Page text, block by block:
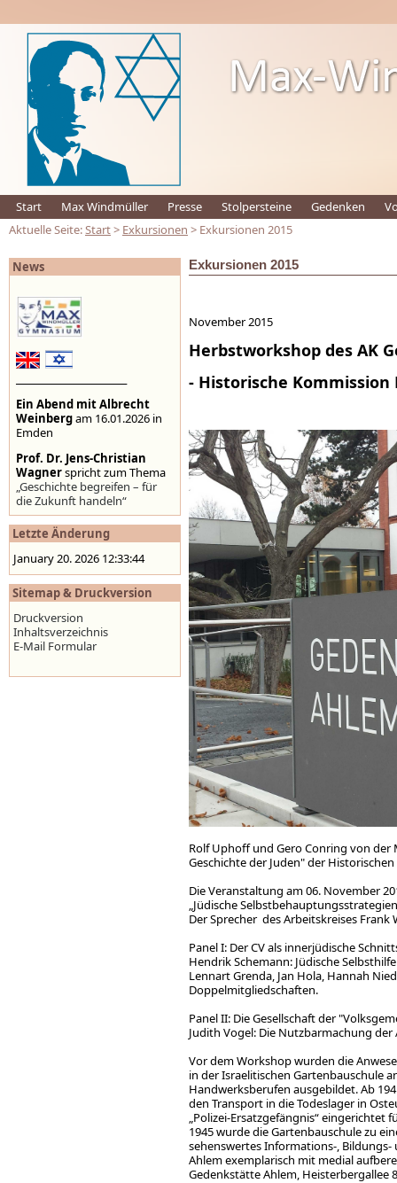
News
Ein Abend mit Albrecht
Weinbergam 16.01.2026 in
Emden
Prof. Dr. Jens-Christian
Wagnerspricht zum Thema
„Geschichte begreifen – für
die Zukunft handeln“
Stolpersteine auf der
Homepage der Stadt
Emden ,www.emden.de
Letzte Änderung
January 20. 2026 12:33:44
Sitemap & Druckversion
Druckversion
Inhaltsverzeichnis
E-Mail Formular
Start Max Windmüller Presse Stolpersteine Gedenken
Aktuelle Seite:Start> Exkursionen > Exkursionen 2015
Exkursionen 2015
November 2015
Herbstworkshop des AK
- Historische
Rolf Uphoff und Gero Conring von
Geschichte der Juden" der
Die Veranstaltung am 06. November
„Jüdische
Der Sprecher des Arbeitskreises
Panel I: Der CV
Hendrik Schemann: Jüdische
Lennart Grenda, Jan Hola, Hannah
Doppelmitgliedschaften.
Panel II: Die Gesellschaft der
Judith Vogel: Die Nutzbarmachung
Vor dem Workshop wurden die
in der Israelitischen Gartenbauschule
Handwerksberufen ausgebildet. Ab
den Transport in die Todeslager in
„Polizei-Ersatzgefängnis“ eingerichtet
1945 wurde die Gartenbauschule zu
sehenswertes Informations-, Bildungs-
Ahlem exemplarisch mit medial
Gedenkstätte Ahlem,